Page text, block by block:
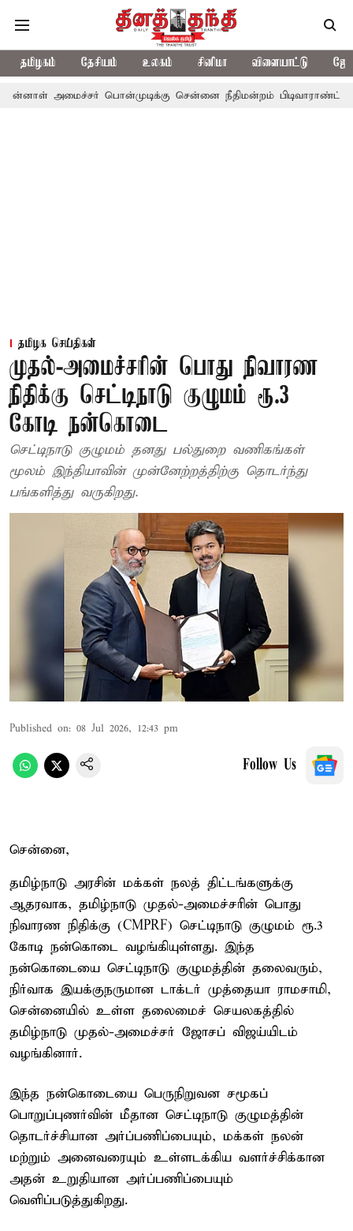
தமிழகம் தேசியம் உலகம் சினிமா விளையாட்டு
பொன்முடிக்கு சென்னை நீதிமன்றம் பிடிவாராண்ட்
தமிழக செய்திகள்
முதல்-அமைச்சரின் பொது நிவாரண
நிதிக்கு செட்டிநாடு குழுமம் ரூ.3
கோடி நன்கொடை
செட்டிநாடு குழுமம் தனது பல்துறை வணிகங்கள்
மூலம் இந்தியாவின் முன்னேற்றத்திற்கு தொடர்ந்து
பங்களித்து வருகிறது.
Published on: 08 Jul 2026, 12:43 pm
Follow Us
சென்னை,
தமிழ்நாடு அரசின் மக்கள் நலத் திட்டங்களுக்கு
ஆதரவாக, தமிழ்நாடு முதல்-அமைச்சரின் பொது
நிவாரண நிதிக்கு (CMPRF) செட்டிநாடு குழுமம் ரூ.3
கோடி நன்கொடை வழங்கியுள்ளது. இந்த
நன்கொடையை செட்டிநாடு குழுமத்தின் தலைவரும்,
நிர்வாக இயக்குநருமான டாக்டர் முத்தையா ராமசாமி,
சென்னையில் உள்ள தலைமைச் செயலகத்தில்
தமிழ்நாடு முதல்-அமைச்சர் ஜோசப் விஜய்யிடம்
வழங்கினார்.
இந்த நன்கொடையை பெருநிறுவன சமூகப்
பொறுப்புணர்வின் மீதான செட்டிநாடு குழுமத்தின்
தொடர்ச்சியான அர்ப்பணிப்பையும், மக்கள் நலன்
மற்றும் அனைவரையும் உள்ளடக்கிய வளர்ச்சிக்கான
அதன் உறுதியான அர்ப்பணிப்பையும்
வெளிப்படுத்துகிறது.